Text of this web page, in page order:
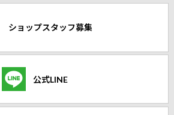
ショップスタッフ募集
公式LINE